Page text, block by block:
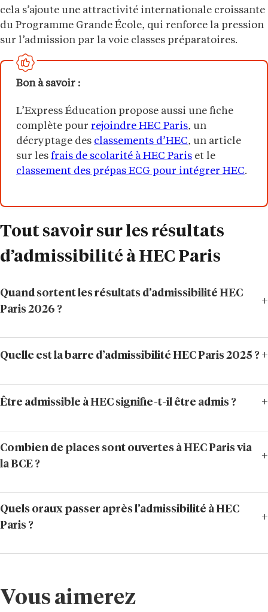
cela s’ajoute une attractivité internationale croissante
du Programme Grande École, qui renforce la pression
sur l’admission par la voie classes préparatoires.
Bon à savoir :
L’Express Éducation propose aussi une fiche
complète pour rejoindre HEC Paris, un
décryptage des classements d’HEC, un article
sur les frais de scolarité à HEC Paris et le
classement des prépas ECG pour intégrer HEC.
Tout savoir sur les résultats
d’admissibilité à HEC Paris
Quand sortent les résultats d’admissibilité HEC
Paris 2026 ?
Quelle est la barre d’admissibilité HEC Paris 2025 ?
Être admissible à HEC signifie-t-il être admis ?
Combien de places sont ouvertes à HEC Paris via
la BCE ?
Quels oraux passer après l’admissibilité à HEC
Paris ?
Vous aimerez